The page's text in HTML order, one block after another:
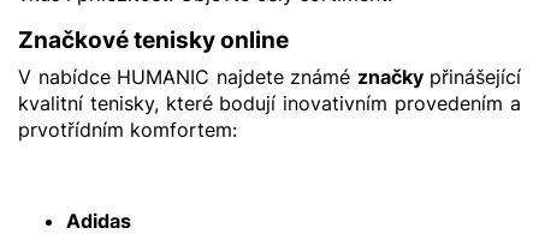
Značkové tenisky online
V nabídce HUMANIC najdete známé značkypřinášející
kvalitní tenisky, které bodují inovativním provedením a
prvotřídním komfortem:
Adidas